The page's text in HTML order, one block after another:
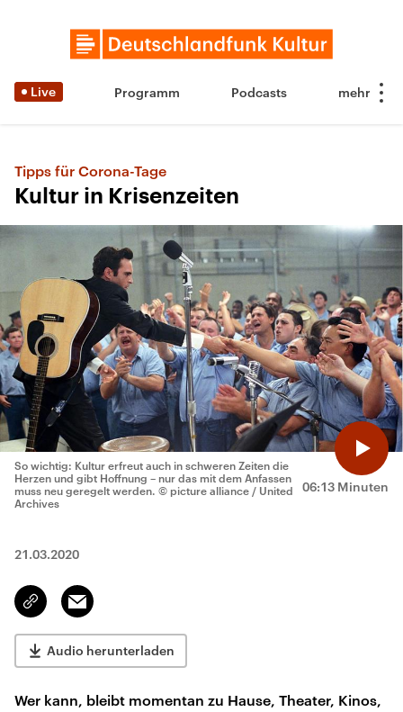
Live Programm Podcasts
Tipps für Corona-Tage
Kultur in Krisenzeiten
06:13 Minuten
So wichtig: Kultur erfreut auch in schweren Zeiten die
Herzen und gibt Hoffnung – nur das mit dem Anfassen
muss neu geregelt werden. © picture alliance / United
Archives
21.03.2020
Link
kopieren/teilen
Email
Audio herunterladen
Wer kann, bleibt momentan zu Hause, Theater, Kinos,